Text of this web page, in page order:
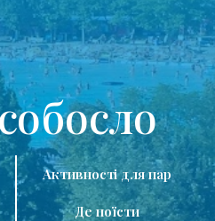
Активності для пар
Де поїсти